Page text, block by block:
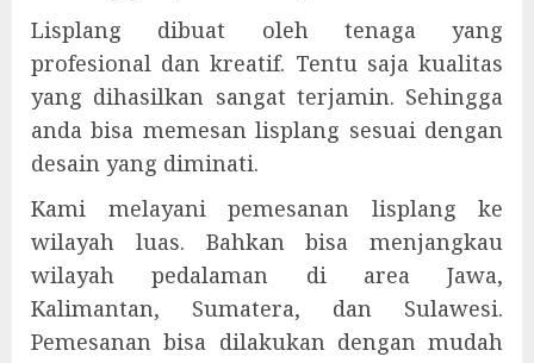
Lisplang dibuat oleh tenaga yang
profesional dan kreatif. Tentu saja kualitas
yang dihasilkan sangat terjamin. Sehingga
anda bisa memesan lisplang sesuai dengan
desain yang diminati.
Kami melayani pemesanan lisplang ke
wilayah luas. Bahkan bisa menjangkau
wilayah pedalaman di area Jawa,
Kalimantan, Sumatera, dan Sulawesi.
Pemesanan bisa dilakukan dengan mudah